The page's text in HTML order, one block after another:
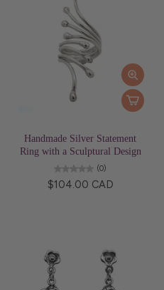
Handmade Silver Statement
Ring with a Sculptural Design
(0)
$104.00 CAD